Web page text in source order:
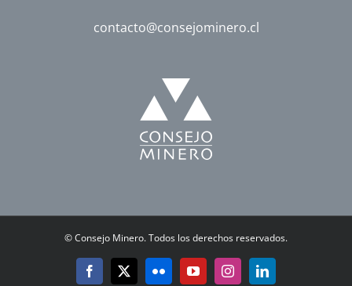
contacto@consejominero.cl
©Consejo Minero. Todos los derechos reservados.
Facebook
X Flickr YouTubeInstagramLinkedIn